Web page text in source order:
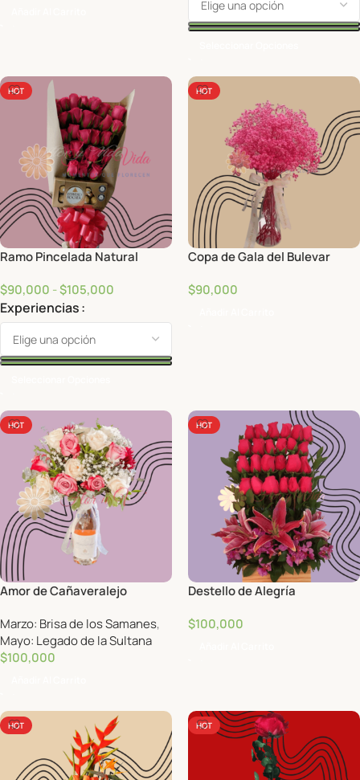
HOT
Ramo Pincelada Natural
$90,000 -$105,000
Experiencias
HOT
Copa de Gala del Bulevar
$90,000
HOT
Amor de Cañaveralejo
Marzo: Brisa de los Samanes,
Mayo: Legado de la Sultana
$100,000
HOT
Destello de Alegría
$100,000
HOT HOT